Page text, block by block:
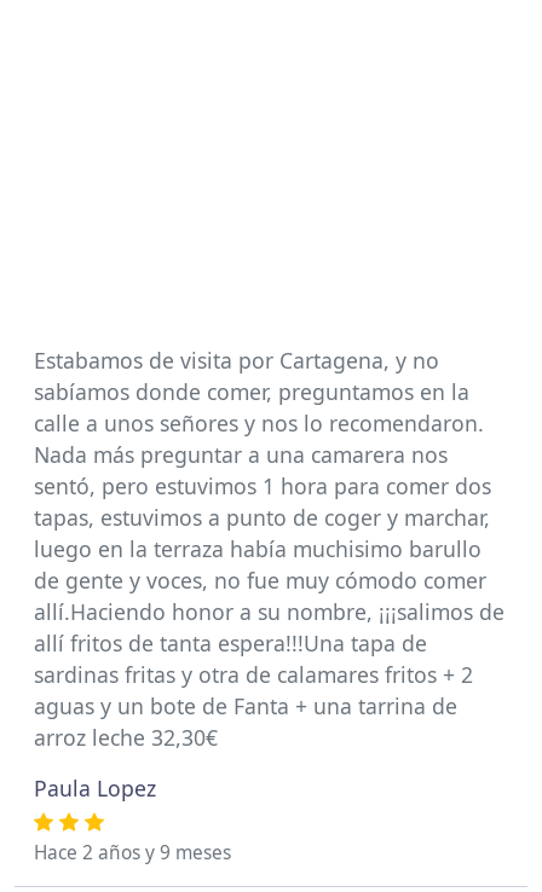
Estabamos de visita por Cartagena, y no
sabíamos donde comer, preguntamos en la
calle a unos señores y nos lo recomendaron.
Nada más preguntar a una camarera nos
sentó, pero estuvimos 1 hora para comer dos
tapas, estuvimos a punto de coger y marchar,
luego en la terraza había muchisimo barullo
de gente y voces, no fue muy cómodo comer
allí.Haciendo honor a su nombre, ¡¡¡salimos de
allí fritos de tanta espera!!!Una tapa de
sardinas fritas y otra de calamares fritos + 2
aguas y un bote de Fanta + una tarrina de
arroz leche 32,30€
Paula Lopez
Hace 2 años y 9 meses